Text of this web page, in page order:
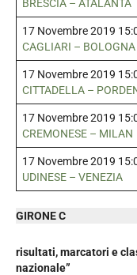
BRESCIA – ATALANTA
17 Novembre 2019
CAGLIARI – BOLOGNA
17 Novembre 2019
CITTADELLA –
17 Novembre 2019
CREMONESE – MILAN
17 Novembre 2019
UDINESE – VENEZIA
GIRONE C
risultati, marcatori e
nazionale”